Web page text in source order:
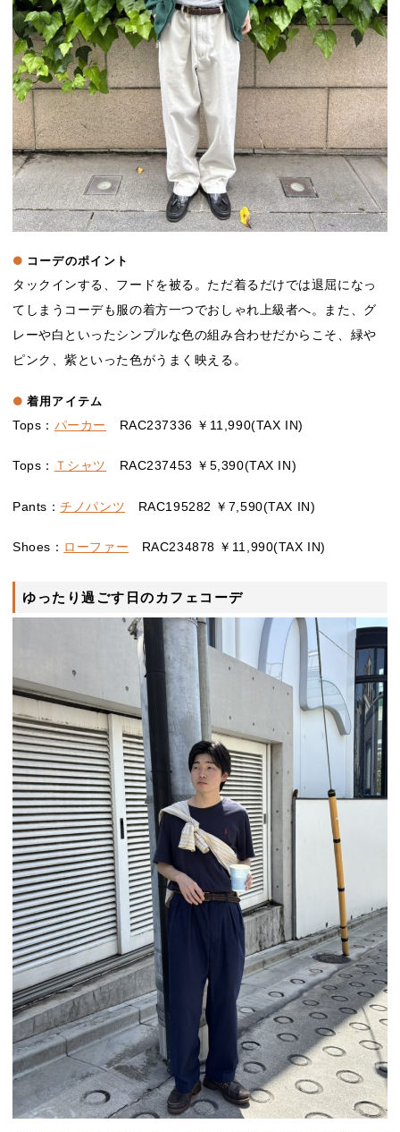
コーデのポイント
タックインする、フードを被る。ただ着るだけでは退屈になっ
てしまうコーデも服の着方一つでおしゃれ上級者へ。また、グ
レーや白といったシンプルな色の組み合わせだからこそ、緑や
ピンク、紫といった色がうまく映える。
着用アイテム
Tops： パーカー RAC237336 ￥11,990(TAX IN)
Tops： Ｔシャツ RAC237453 ￥5,390(TAX IN)
Pants：チノパンツ RAC195282 ￥7,590(TAX IN)
Shoes： ローファー RAC234878 ￥11,990(TAX IN)
ゆったり過ごす日のカフェコーデ